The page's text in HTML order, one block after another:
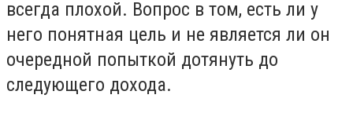
всегда плохой. Вопрос в том, есть ли у
него понятная цель и не является ли он
очередной попыткой дотянуть до
следующего дохода.